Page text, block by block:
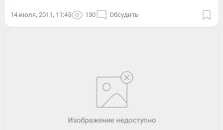
14 июля, 2011, 11:45 130 Обсудить